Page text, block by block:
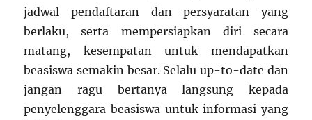
jadwal pendaftaran dan persyaratan yang
berlaku, serta mempersiapkan diri secara
matang, kesempatan untuk mendapatkan
beasiswa semakin besar. Selalu up-to-date dan
jangan ragu bertanya langsung kepada
penyelenggara beasiswa untuk informasi yang